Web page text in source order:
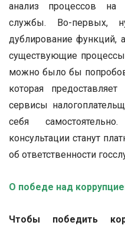
анализ процессов на
службы. Во-первых,
дублирование функций,
существующие
можно было бы
которая
сервисы
себя
консультации станут
об ответственности
О победе над
Чтобы победить